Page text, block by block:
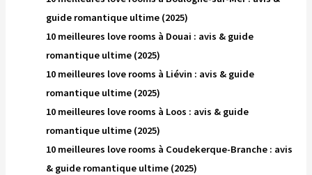
guide romantique ultime (2025)
10 meilleures love rooms à Douai : avis & guide
romantique ultime (2025)
10 meilleures love rooms à Liévin : avis & guide
romantique ultime (2025)
10 meilleures love rooms à Loos : avis & guide
romantique ultime (2025)
10 meilleures love rooms à Coudekerque-Branche : avis
& guide romantique ultime (2025)